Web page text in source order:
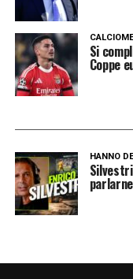
Si
Coppe
HANNO